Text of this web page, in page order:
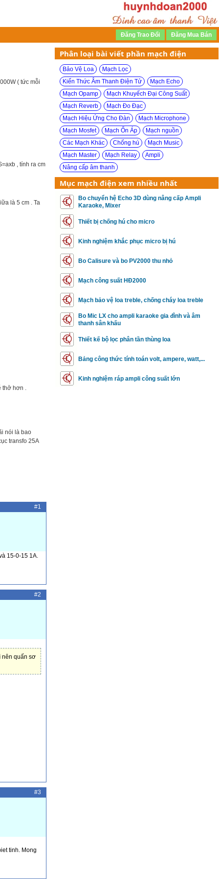
( tức mỗi
, tính ra cm
là 5 cm . Ta
thở hơn .
nói là bao
transfo 25A
#1
15-0-15 1A.
#2
nên quấn sơ
#3
tinh. Mong
Phân loại bài viết phần mạch điện
Bảo Vệ Loa
Mạch Lọc
Kiến Thức Âm Thanh Điện Tử
Mạch Echo
Mạch Opamp
Mạch Khuyếch Đại Công Suất
Mạch Reverb
Mạch Đo Đạc
Mạch Hiệu Ứng Cho Đàn
Mạch Microphone
Mạch Mosfet
Mạch Ổn Áp
Mạch nguồn
Các Mạch Khác
Chống hú
Mạch Music
Mạch Master
Mạch Relay
Ampli
Nâng cấp âm thanh
Mục mạch điện xem nhiều nhất
Bo chuyển hệ Echo 3D dùng nâng cấp Ampli
Karaoke, Mixer
Thiết bị chống hú cho micro
Kinh nghiệm khắc phục micro bị hú
Bo Calisure và bo PV2000 thu nhỏ
Mạch công suất HĐ2000
Mạch bảo vệ loa treble, chống cháy loa treble
Bo Mic LX cho ampli karaoke gia đình và âm
thanh sân khấu
Thiết kế bộ lọc phân tần thùng loa
Bảng công thức tính toán volt, ampere, watt,...
Kinh nghiệm ráp ampli công suất lớn